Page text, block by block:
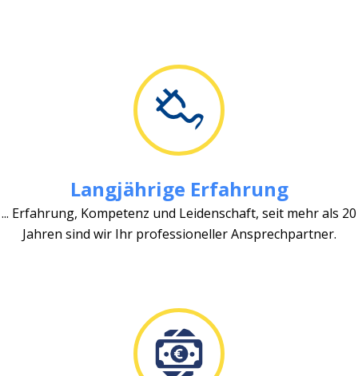
Langjährige Erfahrung
... Erfahrung, Kompetenz und Leidenschaft, seit mehr als 20
Jahren sind wir Ihr professioneller Ansprechpartner.